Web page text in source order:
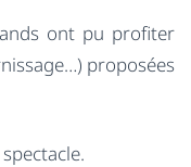
ont pu profiter
proposées